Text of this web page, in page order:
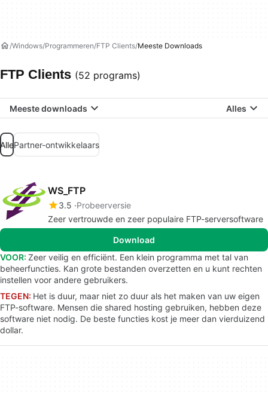
Windows Programmeren FTP Clients Meeste Downloads
FTP Clients (52 programs)
Meeste downloads Alles
AllePartner-ontwikkelaars
WS_FTP
3.5 Probeerversie
Zeer vertrouwde en zeer populaire FTP-serversoftware
Download
VOOR: Zeer veilig en efficiënt. Een klein programma met tal van
beheerfuncties. Kan grote bestanden overzetten en u kunt rechten
instellen voor andere gebruikers.
TEGEN: Het is duur, maar niet zo duur als het maken van uw eigen
FTP-software. Mensen die shared hosting gebruiken, hebben deze
software niet nodig. De beste functies kost je meer dan vierduizend
dollar.